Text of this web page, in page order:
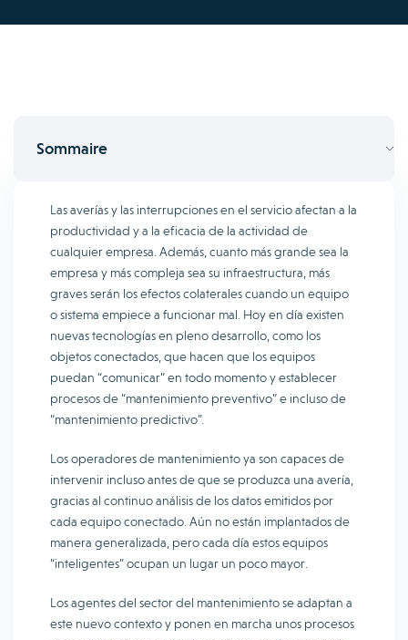
Sommaire
Las averías y las interrupciones en el servicio afectan a la
productividad y a la eficacia de la actividad de
cualquier empresa. Además, cuanto más grande sea la
empresa y más compleja sea su infraestructura, más
graves serán los efectos colaterales cuando un equipo
o sistema empiece a funcionar mal. Hoy en día existen
nuevas tecnologías en pleno desarrollo, como los
objetos conectados, que hacen que los equipos
puedan “comunicar” en todo momento y establecer
procesos de “mantenimiento preventivo” e incluso de
“mantenimiento predictivo”.
Los operadores de mantenimiento ya son capaces de
intervenir incluso antes de que se produzca una avería,
gracias al continuo análisis de los datos emitidos por
cada equipo conectado. Aún no están implantados de
manera generalizada, pero cada día estos equipos
“inteligentes” ocupan un lugar un poco mayor.
Los agentes del sector del mantenimiento se adaptan a
este nuevo contexto y ponen en marcha unos procesos